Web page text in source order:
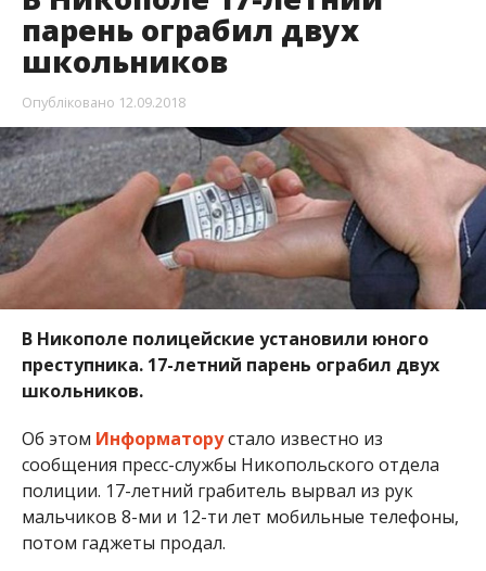
В Никополе полицейские установили юного
преступника. 17-летний парень ограбил двух
Об этомИнформаторустало известно из
сообщения пресс-службы Никопольского отдела
полиции. 17-летний грабитель вырвал из рук
мальчиков 8-ми и 12-ти лет мобильные телефоны,
потом гаджеты продал.
Полицейские разыскали предполагаемого
грабителя, один мобильный телефон
правоохранители смогли вернуть владельцу.
Полицейские установили, что подозреваемый
имеет условный срок. Нарушитель был осужден в
мае 2018 года за аналогичные преступления.
11 сентября следствием по согласованию с
местной прокуратурой злоумышленнику